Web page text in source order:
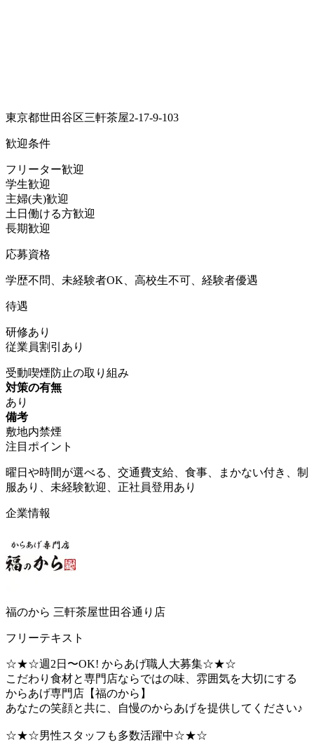
東京都世田谷区三軒茶屋2-17-9-103
歓迎条件
フリーター歓迎
学生歓迎
主婦(夫)歓迎
土日働ける方歓迎
長期歓迎
応募資格
学歴不問、未経験者OK、高校生不可、経験者優遇
待遇
研修あり
従業員割引あり
受動喫煙防止の取り組み
対策の有無
あり
備考
敷地内禁煙
注目ポイント
曜日や時間が選べる、交通費支給、食事、まかない付き、制
服あり、未経験歓迎、正社員登用あり
企業情報
福のから 三軒茶屋世田谷通り店
フリーテキスト
☆★☆週2日〜OK! からあげ職人大募集☆★☆
こだわり食材と専門店ならではの味、雰囲気を大切にする
からあげ専門店【福のから】
あなたの笑顔と共に、自慢のからあげを提供してください♪
☆★☆男性スタッフも多数活躍中☆★☆